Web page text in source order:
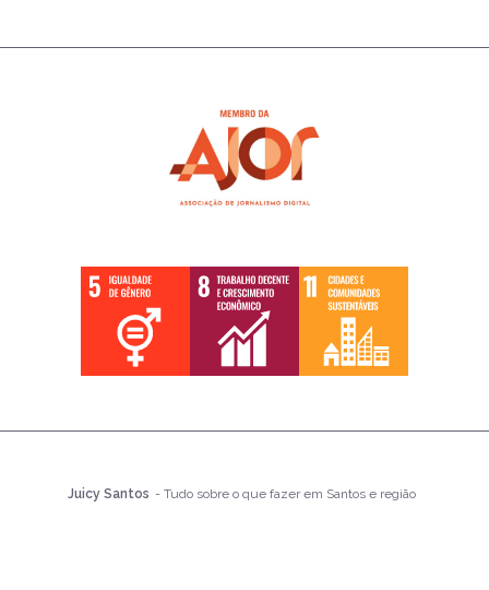
Juicy Santos - Tudo sobre o que fazer em Santos e região